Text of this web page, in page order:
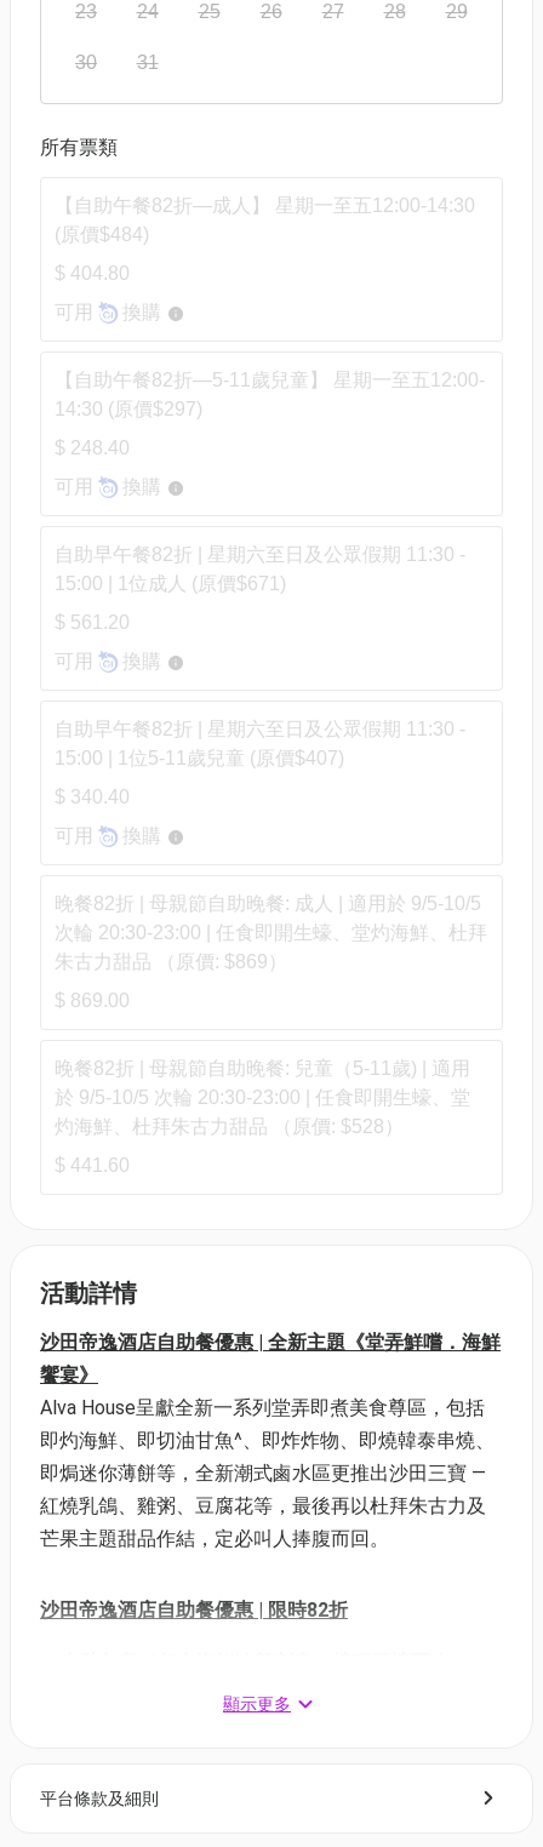
23 24 25 26 27 28 29
30 31
所有票類
【自助午餐82折—成人】 星期一至五12:00-14:30
(原價$484)
$ 404.80
可用
換購
【自助午餐82折—5-11歲兒童】 星期一至五12:00-
14:30 (原價$297)
$ 248.40
可用
換購
自助早午餐82折 | 星期六至日及公眾假期 11:30 -
15:00 | 1位成人 (原價$671)
$ 561.20
可用
換購
自助早午餐82折 | 星期六至日及公眾假期 11:30 -
15:00 | 1位5-11歲兒童 (原價$407)
$ 340.40
可用
換購
晚餐82折 | 母親節自助晚餐: 成人 | 適用於 9/5-10/5
次輪 20:30-23:00 | 任食即開生蠔、堂灼海鮮、杜拜
朱古力甜品 （原價: $869）
$ 869.00
晚餐82折 | 母親節自助晚餐: 兒童（5-11歲) | 適用
於 9/5-10/5 次輪 20:30-23:00 | 任食即開生蠔、堂
灼海鮮、杜拜朱古力甜品 （原價: $528）
$ 441.60
活動詳情
沙田帝逸酒店自助餐優惠 | 全新主題《堂弄鮮嚐．海鮮
饗宴》
Alva House呈獻全新一系列堂弄即煮美食尊區，包括
即灼海鮮、即切油甘魚^、即炸炸物、即燒韓泰串燒、
即焗迷你薄餅等，全新潮式鹵水區更推出沙田三寶 —
紅燒乳鴿、雞粥、豆腐花等，最後再以杜拜朱古力及
芒果主題甜品作結，定必叫人捧腹而回。
沙田帝逸酒店自助餐優惠 | 限時82折
適用於星期一至五 | 用餐時間: 12:00-14:30
2. 自助早午餐🦪任食即開生蠔、鐵板燒鵝肝
顯示更多
平台條款及細則